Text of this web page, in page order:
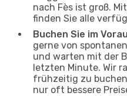
nach Fès ist groß.
finden Sie alle
Buchen Sie im
gerne von
und warten mit der
letzten Minute. Wir
frühzeitig zu
nur oft bessere